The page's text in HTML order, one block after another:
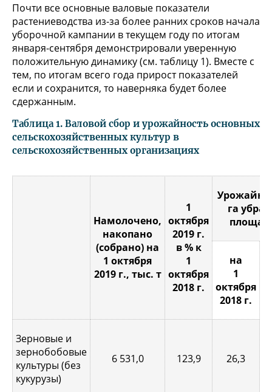
Почти все основные валовые показатели
растениеводства из-за более ранних сроков начала
уборочной кампании в текущем году по итогам
января-сентября демонстрировали уверенную
положительную динамику (см. таблицу 1). Вместе с
тем, по итогам всего года прирост показателей
если и сохранится, то наверняка будет более
сдержанным.
Таблица 1. Валовой сбор и урожайность основных
сельскохозяйственных культур в
сельскохозяйственных организациях
Намолочено,
накопано
(собрано) на
1 октября
2019 г., тыс. т
1
октября
2019 г.
в % к
1
октября
2018 г.
га
на
1
октября
2018 г.
Зерновые и
зернобобовые
культуры (без
кукурузы)
6 531,0 123,9 26,3